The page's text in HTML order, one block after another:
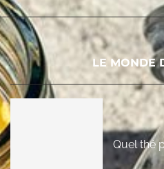
LE MONDE
Quel thé